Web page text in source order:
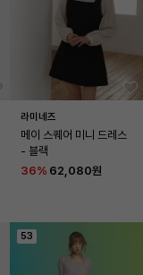
라미네즈
메이 스퀘어 미니 드레스
- 블랙
36% 62,080원
53